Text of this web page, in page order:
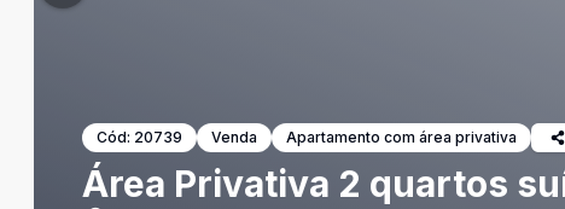
Cód: 20739 Venda Apartamento com área privativa
Área Privativa 2 quartos